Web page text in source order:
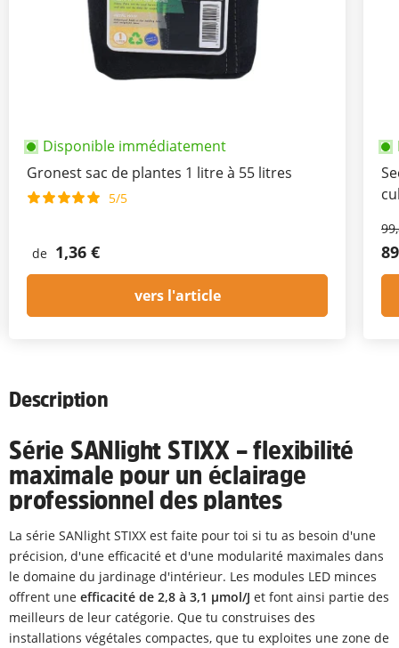
Disponible immédiatement
Gronest sac de plantes 1 litre à 55 litres
5/5
de 1,36 €
vers l'article
Description
Série SANlight STIXX – flexibilité
maximale pour un éclairage
professionnel des plantes
La série SANlight STIXX est faite pour toi si tu as besoin d'une
précision, d'une efficacité et d'une modularité maximales dans
le domaine du jardinage d'intérieur. Les modules LED minces
offrent une efficacité de 2,8 à 3,1 µmol/J et font ainsi partie des
meilleurs de leur catégorie. Que tu construises des
installations végétales compactes, que tu exploites une zone de